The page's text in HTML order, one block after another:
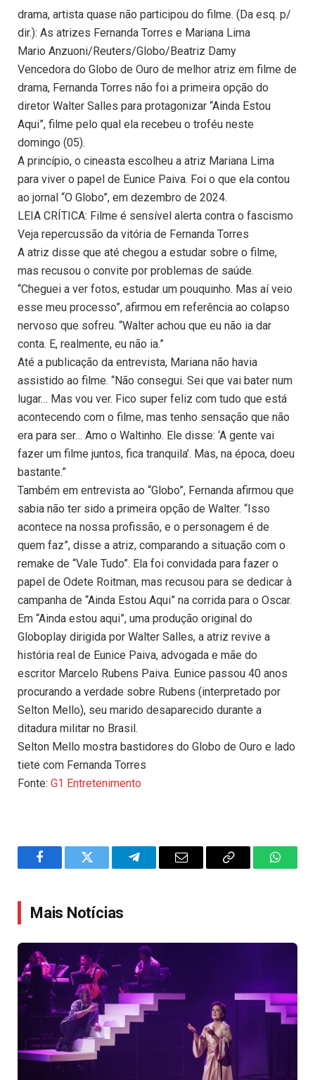
drama, artista quase não participou do filme. (Da esq. p/
dir.): As atrizes Fernanda Torres e Mariana Lima
Mario Anzuoni/Reuters/Globo/Beatriz Damy
Vencedora do Globo de Ouro de melhor atriz em filme de
drama, Fernanda Torres não foi a primeira opção do
diretor Walter Salles para protagonizar “Ainda Estou
Aqui”, filme pelo qual ela recebeu o troféu neste
domingo (05).
A princípio, o cineasta escolheu a atriz Mariana Lima
para viver o papel de Eunice Paiva. Foi o que ela contou
ao jornal “O Globo”, em dezembro de 2024.
LEIA CRÍTICA: Filme é sensível alerta contra o fascismo
Veja repercussão da vitória de Fernanda Torres
A atriz disse que até chegou a estudar sobre o filme,
mas recusou o convite por problemas de saúde.
“Cheguei a ver fotos, estudar um pouquinho. Mas aí veio
esse meu processo”, afirmou em referência ao colapso
nervoso que sofreu. “Walter achou que eu não ia dar
conta. E, realmente, eu não ia.”
Até a publicação da entrevista, Mariana não havia
assistido ao filme. “Não consegui. Sei que vai bater num
lugar… Mas vou ver. Fico super feliz com tudo que está
acontecendo com o filme, mas tenho sensação que não
era para ser… Amo o Waltinho. Ele disse: ‘A gente vai
fazer um filme juntos, fica tranquila’. Mas, na época, doeu
bastante.”
Também em entrevista ao “Globo”, Fernanda afirmou que
sabia não ter sido a primeira opção de Walter. “Isso
acontece na nossa profissão, e o personagem é de
quem faz”, disse a atriz, comparando a situação com o
remake de “Vale Tudo”. Ela foi convidada para fazer o
papel de Odete Roitman, mas recusou para se dedicar à
campanha de “Ainda Estou Aqui” na corrida para o Oscar.
Em “Ainda estou aqui”, uma produção original do
Globoplay dirigida por Walter Salles, a atriz revive a
história real de Eunice Paiva, advogada e mãe do
escritor Marcelo Rubens Paiva. Eunice passou 40 anos
procurando a verdade sobre Rubens (interpretado por
Selton Mello), seu marido desaparecido durante a
ditadura militar no Brasil.
Selton Mello mostra bastidores do Globo de Ouro e lado
tiete com Fernanda Torres
Fonte: G1 Entretenimento
FacebookTwitter TelegramEmail
Copy
Mais Notícias